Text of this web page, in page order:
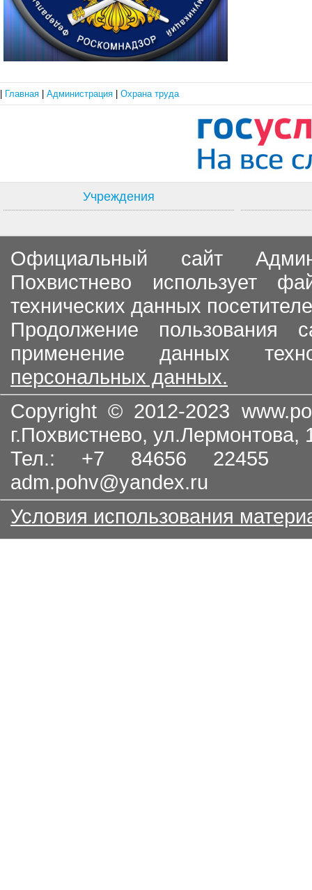
Главная Администрация Охрана труда
Учреждения
Официальный сайт
Похвистнево использует
технических данных
Продолжение пользования
применение данных
персональных данных.
Copyright © 2012-2023
г.Похвистнево, ул.Лермонтова,
Тел.: +7 84656
adm.pohv@yandex.ru
Условия использования